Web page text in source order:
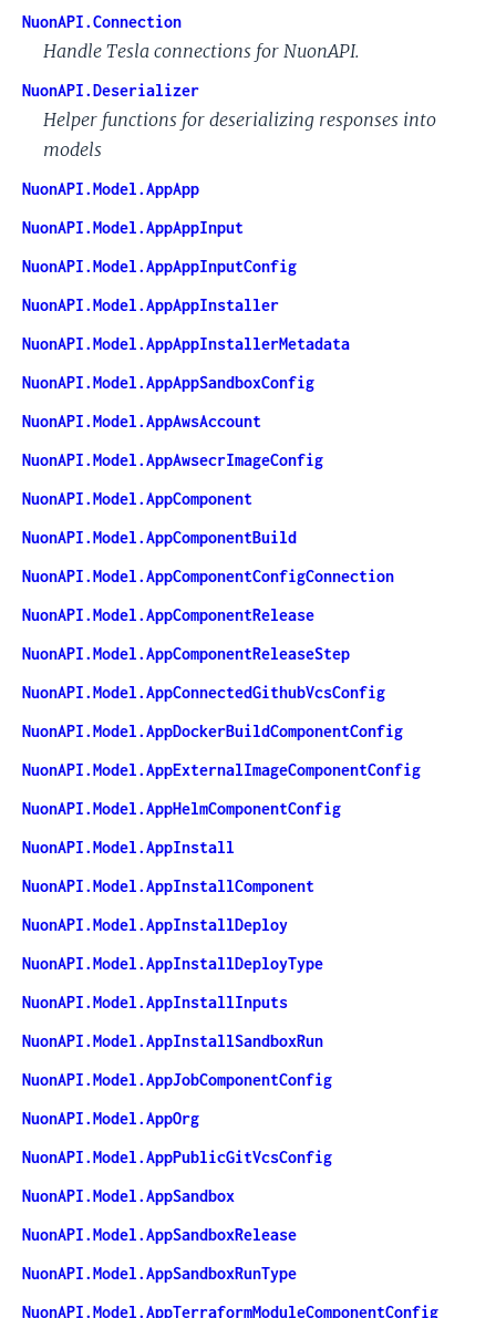
NuonAPI.Connection
Handle Tesla connections for NuonAPI.
NuonAPI.Deserializer
Helper functions for deserializing responses into
models
NuonAPI.Model.AppApp
NuonAPI.Model.AppAppInput
NuonAPI.Model.AppAppInputConfig
NuonAPI.Model.AppAppInstaller
NuonAPI.Model.AppAppInstallerMetadata
NuonAPI.Model.AppAppSandboxConfig
NuonAPI.Model.AppAwsAccount
NuonAPI.Model.AppAwsecrImageConfig
NuonAPI.Model.AppComponent
NuonAPI.Model.AppComponentBuild
NuonAPI.Model.AppComponentConfigConnection
NuonAPI.Model.AppComponentRelease
NuonAPI.Model.AppComponentReleaseStep
NuonAPI.Model.AppConnectedGithubVcsConfig
NuonAPI.Model.AppDockerBuildComponentConfig
NuonAPI.Model.AppExternalImageComponentConfig
NuonAPI.Model.AppHelmComponentConfig
NuonAPI.Model.AppInstall
NuonAPI.Model.AppInstallComponent
NuonAPI.Model.AppInstallDeploy
NuonAPI.Model.AppInstallDeployType
NuonAPI.Model.AppInstallInputs
NuonAPI.Model.AppInstallSandboxRun
NuonAPI.Model.AppJobComponentConfig
NuonAPI.Model.AppOrg
NuonAPI.Model.AppPublicGitVcsConfig
NuonAPI.Model.AppSandbox
NuonAPI.Model.AppSandboxRelease
NuonAPI.Model.AppSandboxRunType
NuonAPI.Model.AppTerraformModuleComponentConfig